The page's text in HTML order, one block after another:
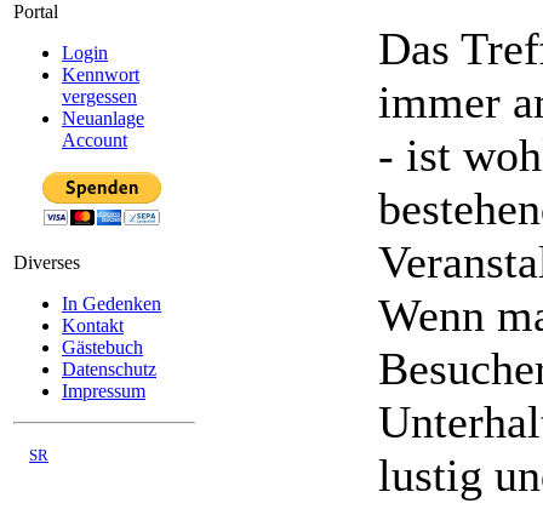
Portal
Login
Kennwort
vergessen
Neuanlage
Account
Diverses
In Gedenken
Kontakt
Gästebuch
Datenschutz
Impressum
SR
Das
immer
- ist
Wenn
lustig